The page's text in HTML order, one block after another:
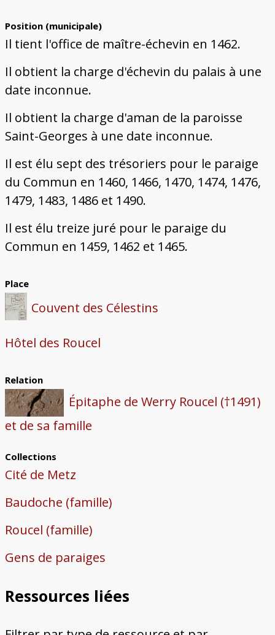
Position (municipale)
Il tient l'office de maître-échevin en 1462.
Il obtient la charge d'échevin du palais à une
date inconnue.
Il obtient la charge d'aman de la paroisse
Saint-Georges à une date inconnue.
Il est élu sept des trésoriers pour le paraige
du Commun en 1460, 1466, 1470, 1474, 1476,
1479, 1483, 1486 et 1490.
Il est élu treize juré pour le paraige du
Commun en 1459, 1462 et 1465.
Place
Couvent des Célestins
Hôtel des Roucel
Relation
Épitaphe de Werry Roucel (†1491)
et de sa famille
Collections
Cité de Metz
Baudoche (famille)
Roucel (famille)
Gens de paraiges
Ressources liées